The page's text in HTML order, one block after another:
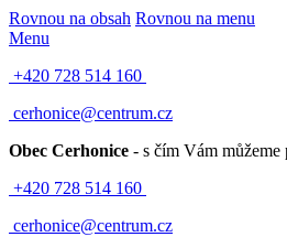
Rovnou na obsah Rovnou na menu
Menu
+420 728 514 160
cerhonice@centrum.cz
Obec Cerhonice - s čím Vám můžeme
+420 728 514 160
cerhonice@centrum.cz